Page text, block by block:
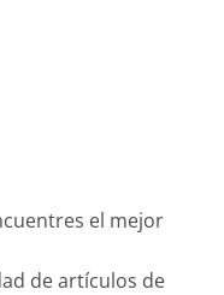
el mejor
de artículos de